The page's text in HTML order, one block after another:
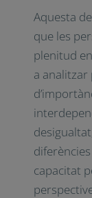
Aquesta
que les
plenitud
a
capacitat